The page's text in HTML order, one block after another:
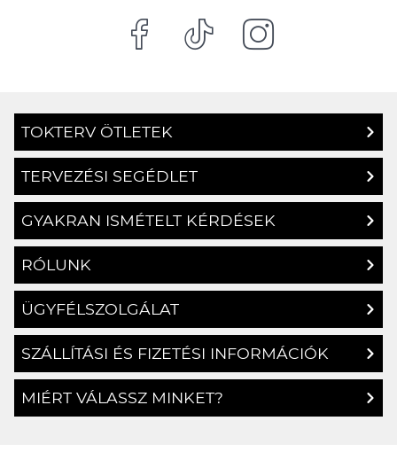
TOKTERV ÖTLETEK
TERVEZÉSI SEGÉDLET
GYAKRAN ISMÉTELT KÉRDÉSEK
RÓLUNK
ÜGYFÉLSZOLGÁLAT
SZÁLLÍTÁSI ÉS FIZETÉSI INFORMÁCIÓK
MIÉRT VÁLASSZ MINKET?